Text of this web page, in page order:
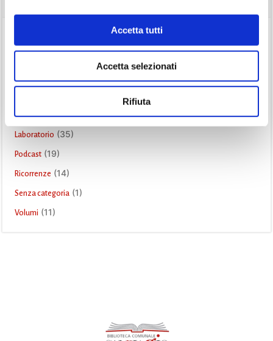
Accetta tutti
Accetta selezionati
Rifiuta
Inclusività(3)
Laboratorio (35)
Podcast (19)
Ricorrenze (14)
Senza categoria (1)
Volumi (11)